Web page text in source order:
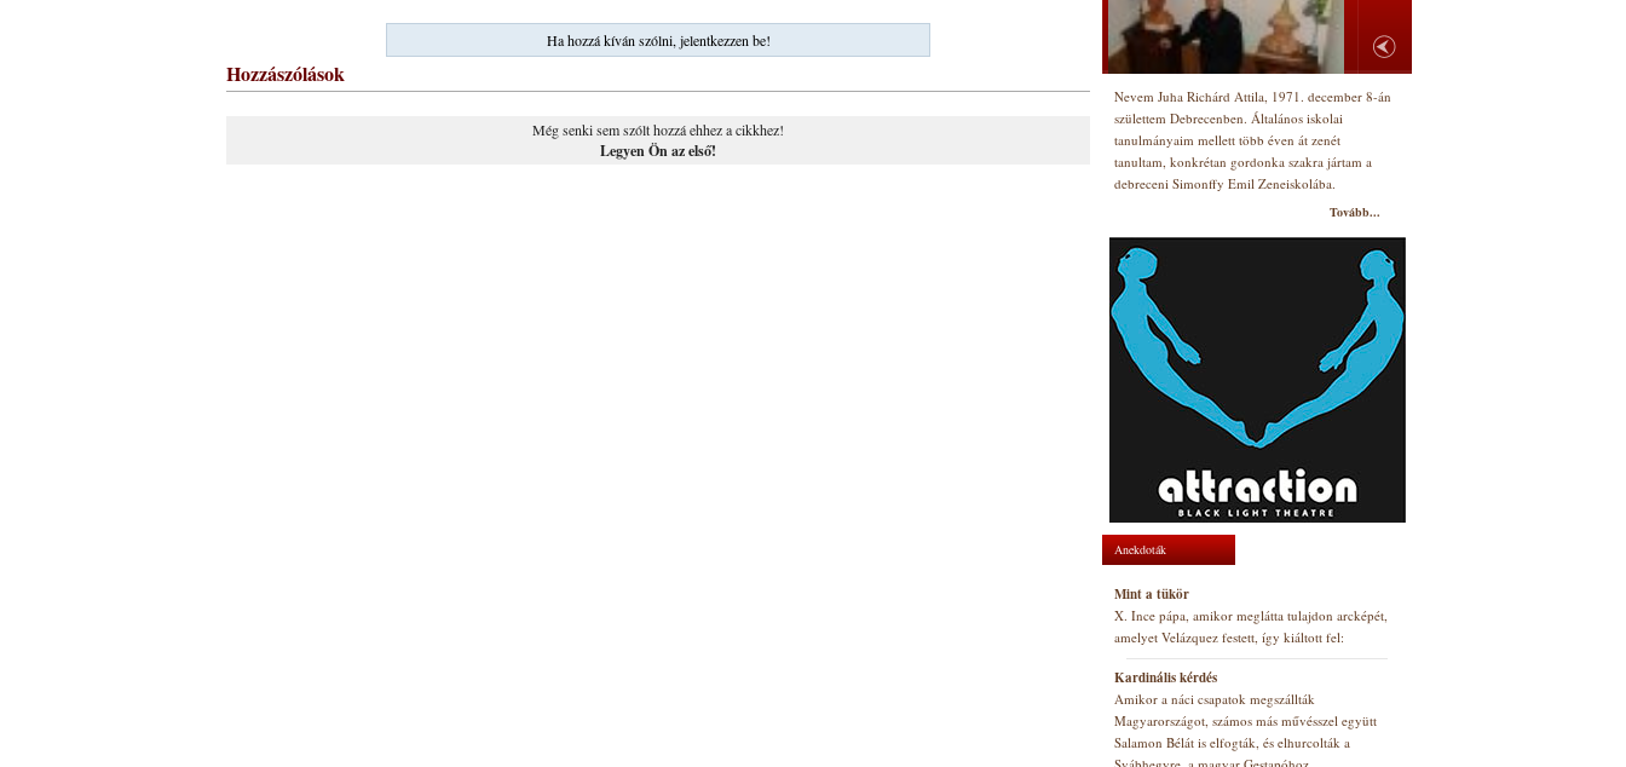
Ha hozzá kíván szólni, jelentkezzen be!
Hozzászólások
Még senki sem szólt hozzá ehhez a cikkhez!
Legyen Ön az első!
Nevem Juha Richárd Attila, 1971. december 8-án
születtem Debrecenben. Általános iskolai
tanulmányaim mellett több éven át zenét
tanultam, konkrétan gordonka szakra jártam a
debreceni Simonffy Emil Zeneiskolába.
Tovább...
Anekdoták
Mint a tükör
X. Ince pápa, amikor meglátta tulajdon arcképét,
amelyet Velázquez festett, így kiáltott fel:
Kardinális kérdés
Amikor a náci csapatok megszállták
Magyarországot, számos más művésszel együtt
Salamon Bélát is elfogták, és elhurcolták a